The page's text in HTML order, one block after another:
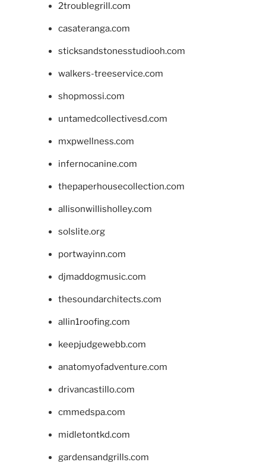
2troublegrill.com
casateranga.com
sticksandstonesstudiooh.com
walkers-treeservice.com
shopmossi.com
untamedcollectivesd.com
mxpwellness.com
infernocanine.com
thepaperhousecollection.com
allisonwillisholley.com
solslite.org
portwayinn.com
djmaddogmusic.com
thesoundarchitects.com
allin1roofing.com
keepjudgewebb.com
anatomyofadventure.com
drivancastillo.com
cmmedspa.com
midletontkd.com
gardensandgrills.com